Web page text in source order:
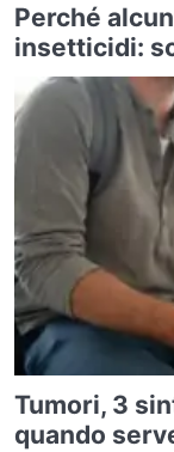
Perché
insetticidi:
Tumori, 3
quando